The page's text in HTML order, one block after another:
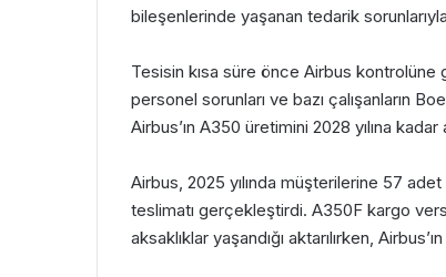
bileşenlerinde yaşanan tedarik
Tesisin kısa süre önce Airbus kontrolüne
personel sorunları ve bazı çalışanların
Airbus’ın A350 üretimini 2028 yılına
Airbus, 2025 yılında müşterilerine 57
teslimatı gerçekleştirdi. A350F kargo
aksaklıklar yaşandığı aktarılırken,